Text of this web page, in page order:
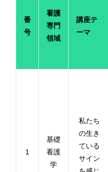
番
号
看護
専門
領域
講座テ
ーマ
1
基礎
看護
学
私たち
の生き
ている
サイン